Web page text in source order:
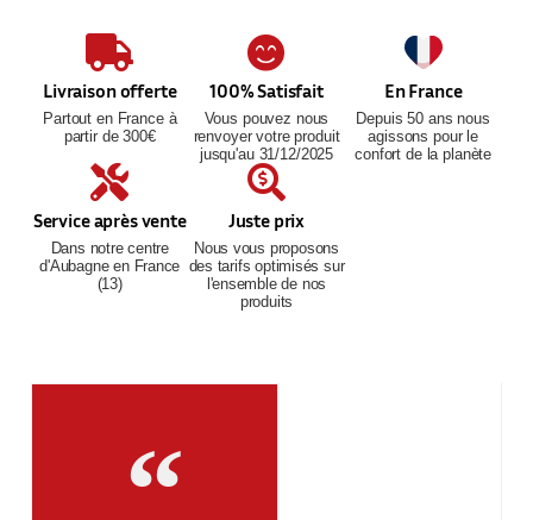
Livraison offerte
Partout en France à
partir de 300€
100% Satisfait
Vous pouvez nous
renvoyer votre produit
jusqu'au 31/12/2025
En France
Depuis 50 ans nous
agissons pour le
confort de la planète
Service après vente
Dans notre centre
d'Aubagne en France
(13)
Juste prix
Nous vous proposons
des tarifs optimisés sur
l'ensemble de nos
produits